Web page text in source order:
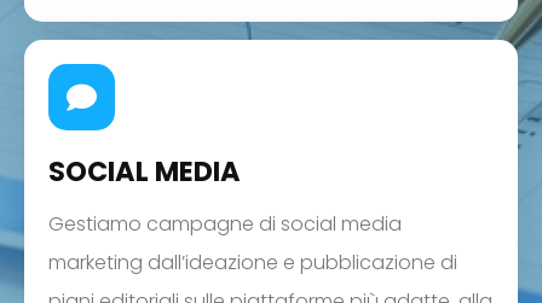
SOCIAL MEDIA
Gestiamo campagne di social media
marketing dall’ideazione e pubblicazione di